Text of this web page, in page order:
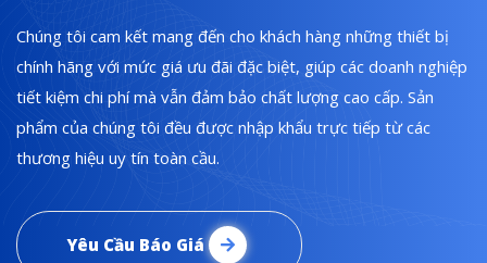
Chúng tôi cam kết mang đến cho khách hàng những thiết bị
chính hãng với mức giá ưu đãi đặc biệt, giúp các doanh nghiệp
tiết kiệm chi phí mà vẫn đảm bảo chất lượng cao cấp. Sản
phẩm của chúng tôi đều được nhập khẩu trực tiếp từ các
thương hiệu uy tín toàn cầu.
Yêu Cầu Báo Giá